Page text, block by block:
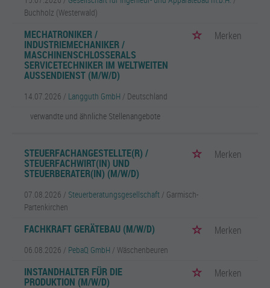
Buchholz (Westerwald)
MECHATRONIKER /
INDUSTRIEMECHANIKER /
MASCHINENSCHLOSSERALS
SERVICETECHNIKER IM WELTWEITEN
AUSSENDIENST (M/W/D)
Merken
14.07.2026 / Langguth GmbH / Deutschland
verwandte und ähnliche Stellenangebote
STEUERFACHANGESTELLTE(R) /
STEUERFACHWIRT(IN) UND
STEUERBERATER(IN) (M/W/D)
Merken
07.08.2026 / Steuerberatungsgesellschaft / Garmisch-
Partenkirchen
FACHKRAFT GERÄTEBAU (M/W/D) Merken
06.08.2026 / PebaQ GmbH / Wäschenbeuren
INSTANDHALTER FÜR DIE
PRODUKTION (M/W/D)
Merken